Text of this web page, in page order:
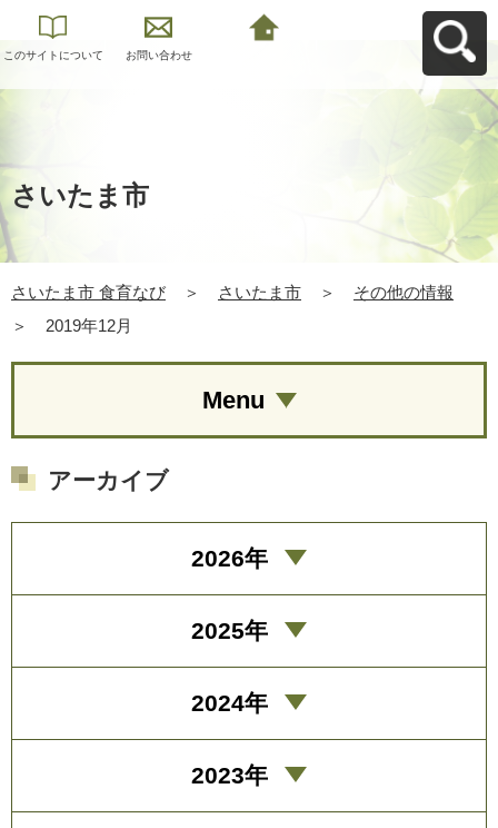
このサイトについて お問い合わせ
さいたま市
さいたま市 食育なび ＞ さいたま市 ＞
その他の情報
＞
2019年12月
Menu
アーカイブ
2026年
2025年
2024年
2023年